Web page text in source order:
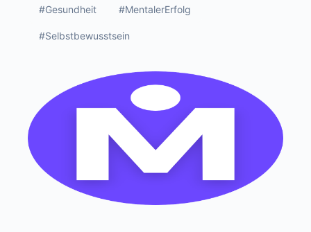
#Gesundheit #MentalerErfolg
#Selbstbewusstsein